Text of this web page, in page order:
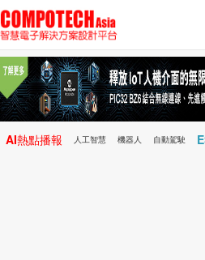
AI熱點播報 人工智慧 機器人 自動駕駛